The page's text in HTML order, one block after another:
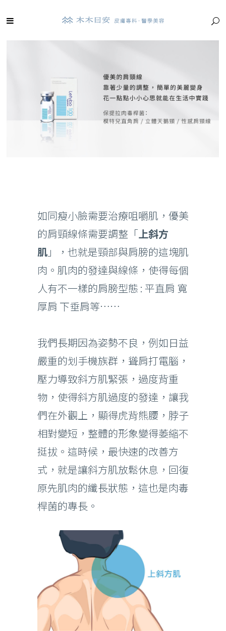
如同瘦小臉需要治療咀嚼肌，優美
的肩頸線條需要調整「上斜方
肌 」，也就是頸部與肩膀的這塊肌
肉。肌肉的發達與線條，使得每個
人有不一樣的肩膀型態 : 平直肩 寬
厚肩 下垂肩等……
我們長期因為姿勢不良，例如日益
嚴重的划手機族群，聳肩打電腦，
壓力導致斜方肌緊張，過度背重
物，使得斜方肌過度的發達，讓我
們在外觀上，顯得虎背熊腰，脖子
相對變短，整體的形象變得萎縮不
挺拔。這時候，最快速的改善方
式，就是讓斜方肌放鬆休息，回復
原先肌肉的纖長狀態，這也是肉毒
桿菌的專長。